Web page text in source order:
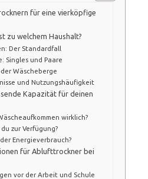
für eine vierköpfige
zu welchem Haushalt?
Der Standardfall
Singles und Paare
Wäscheberge
und Nutzungshäufigkeit
Kapazität für deinen
wirklich?
zur Verfügung?
Energieverbrauch?
für Ablufttrockner bei
vor der Arbeit und Schule